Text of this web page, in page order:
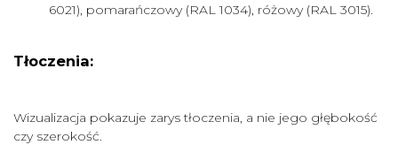
6021), pomarańczowy (RAL 1034), różowy (RAL 3015).
Tłoczenia:
Wizualizacja pokazuje zarys tłoczenia, a nie jego głębokość
czy szerokość.